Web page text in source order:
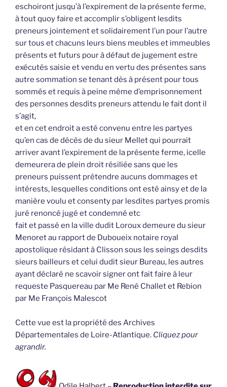
eschoiront jusqu’à l’expirement de la présente ferme,
à tout quoy faire et accomplir s’obligent lesdits
preneurs jointement et solidairement l’un pour l’autre
sur tous et chacuns leurs biens meubles et immeubles
présents et futurs pour à défaut de jugement estre
exécutés saisie et vendu en vertu des présentes sans
autre sommation se tenant dès à présent pour tous
sommés et requis à peine même d’emprisonnement
des personnes desdits preneurs attendu le fait dont il
s’agit,
et en cet endroit a esté convenu entre les partyes
qu’en cas de décès de du sieur Mellet qui pourrait
arriver avant l’expirement de la présente ferme, icelle
demeurera de plein droit résiliée sans que les
preneurs puissent prétendre aucuns dommages et
intérests, lesquelles conditions ont esté ainsy et de la
manière voulu et consenty par lesdites partyes promis
juré renoncé jugé et condemné etc
fait et passé en la ville dudit Loroux demeure du sieur
Menoret au rapport de Duboueix notaire royal
apostolique résidant à Clisson sous les seings desdits
sieurs bailleurs et celui dudit sieur Bureau, les autres
ayant déclaré ne scavoir signer ont fait faire à leur
requeste Pasquereau par Me René Challet et Rebion
par Me François Malescot
Cette vue est la propriété des Archives
Départementales de Loire-Atlantique. Cliquez pour
agrandir.